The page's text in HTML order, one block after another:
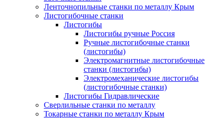
Ленточнопильные станки по металлу Крым
Листогибочные станки
Листогибы
Листогибы ручные Россия
Ручные листогибочные станки
(листогибы)
Электромагнитные листогибочные
станки (листогибы)
Электромеханические листогибы
(листогибочные станки)
Листогибы Гидравлические
Сверлильные станки по металлу
Токарные станки по металлу Крым